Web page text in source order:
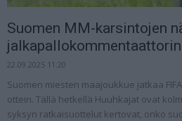
Suomen MM-karsintojen
22.09.2025 11:20
Suomen miesten maajoukkue jatkaa
ottein. Tällä hetkellä Huuhkajat ovat
syksyn ratkaisuottelut kertovat, onko